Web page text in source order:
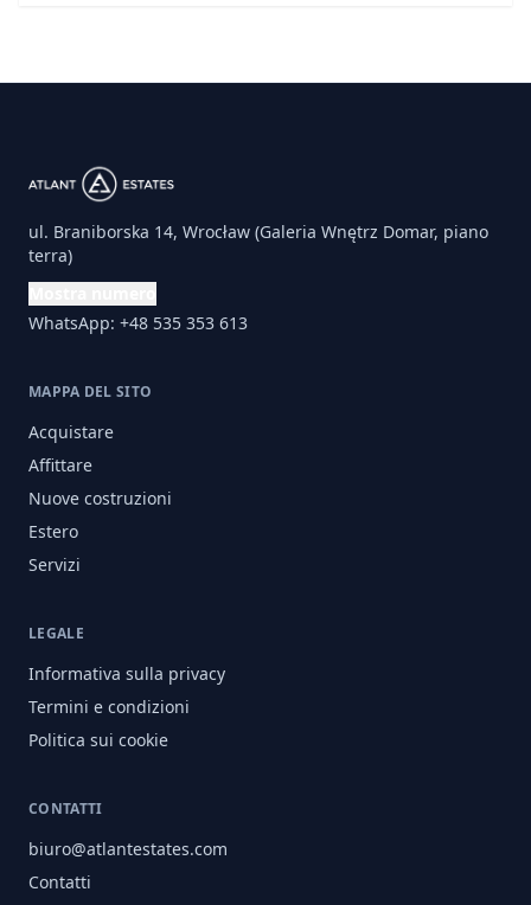
ul. Braniborska 14, Wrocław (Galeria Wnętrz Domar, piano
terra)
WhatsApp: +48 535 353 613
MAPPA DEL SITO
Acquistare
Affittare
Nuove costruzioni
Estero
Servizi
LEGALE
Informativa sulla privacy
Termini e condizioni
Politica sui cookie
CONTATTI
biuro@atlantestates.com
Contatti